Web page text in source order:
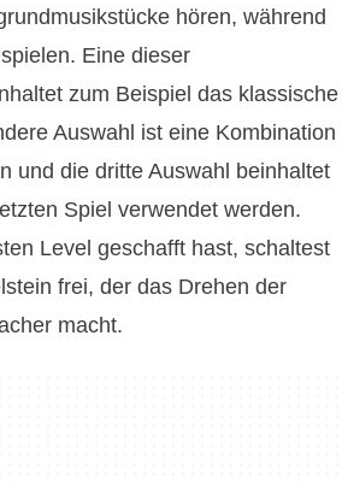
hören, während
Eine dieser
zum Beispiel das klassische
Auswahl ist eine Kombination
und die dritte Auswahl beinhaltet
Spiel verwendet werden.
Level geschafft hast, schaltest
frei, der das Drehen der
macht.